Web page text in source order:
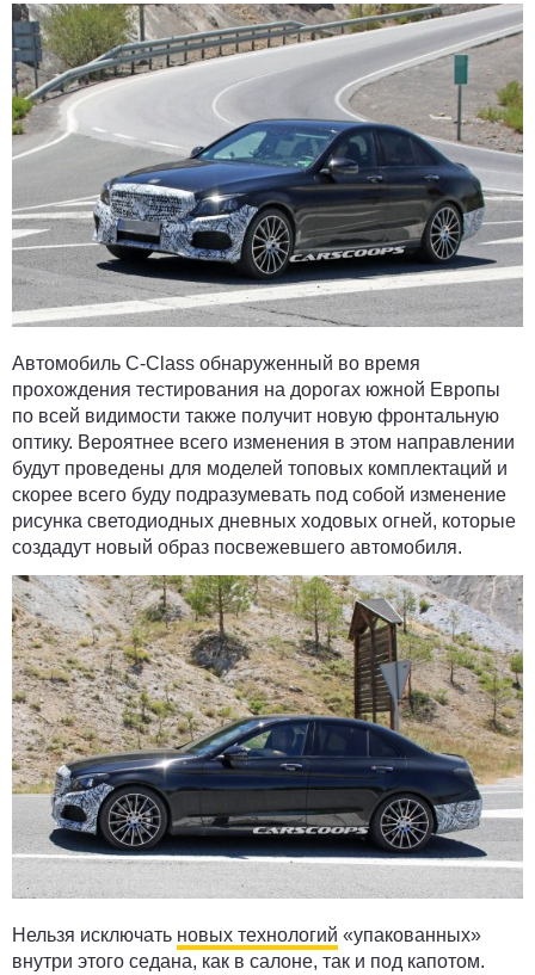
Автомобиль C-Class обнаруженный во время
прохождения тестирования на дорогах южной Европы
по всей видимости также получит новую фронтальную
оптику. Вероятнее всего изменения в этом направлении
будут проведены для моделей топовых комплектаций и
скорее всего буду подразумевать под собой изменение
рисунка светодиодных дневных ходовых огней, которые
создадут новый образ посвежевшего автомобиля.
Нельзя исключать новых технологий «упакованных»
внутри этого седана, как в салоне, так и под капотом.